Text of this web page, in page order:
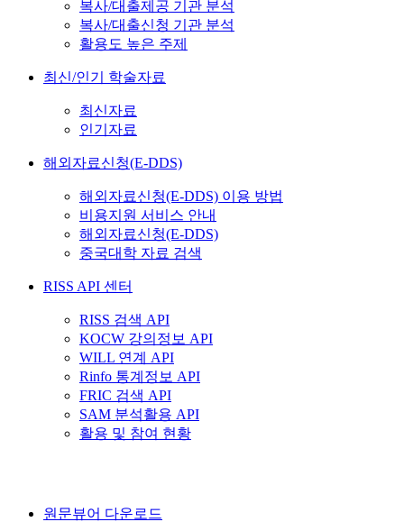
복사/대출제공 기관 분석
복사/대출신청 기관 분석
활용도 높은 주제
최신/인기 학술자료
최신자료
인기자료
해외자료신청(E-DDS)
해외자료신청(E-DDS) 이용 방법
비용지원 서비스 안내
해외자료신청(E-DDS)
중국대학 자료 검색
RISS API 센터
RISS 검색 API
KOCW 강의정보 API
WILL 연계 API
Rinfo 통계정보 API
FRIC 검색 API
SAM 분석활용 API
활용 및 참여 현황
원문뷰어 다운로드